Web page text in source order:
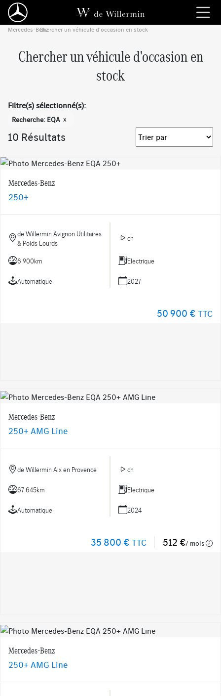
Mercedes-Benz
›
Chercher un véhicule d'occasion en stock
Chercher un véhicule d'occasion en
stock
Filtre(s) sélectionné(s):
Recherche: EQA x
10 Résultats
Mercedes-Benz
250+
de Willermin Avignon Utilitaires
& Poids Lourds
ch
6 900km Electrique
Automatique 2027
50 900 € TTC
Mercedes-Benz
250+ AMG Line
de Willermin Aix en Provence ch
67 645km Electrique
Automatique 2024
35 800 € TTC 512 €/ mois
Mercedes-Benz
250+ AMG Line